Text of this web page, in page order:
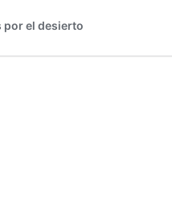
por el desierto